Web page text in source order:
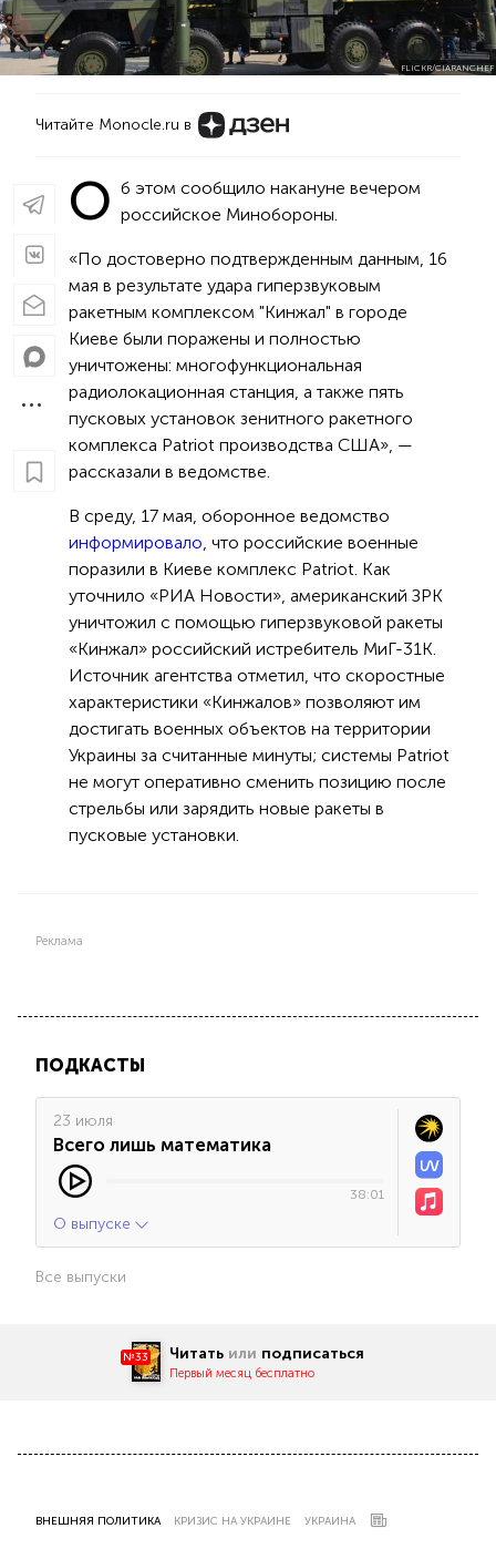
FLICKR/CIARANCHEF
Читайте Monocle.ru в
О б этом сообщило накануне вечером
российское Минобороны.
«По достоверно подтвержденным данным, 16
мая в результате удара гиперзвуковым
ракетным комплексом "Кинжал" в городе
Киеве были поражены и полностью
уничтожены: многофункциональная
радиолокационная станция, а также пять
пусковых установок зенитного ракетного
комплекса Patriot производства США», —
рассказали в ведомстве.
В среду, 17 мая, оборонное ведомство
информировало , что российские военные
поразили в Киеве комплекс Patriot. Как
уточнило «РИА Новости», американский ЗРК
уничтожил с помощью гиперзвуковой ракеты
«Кинжал» российский истребитель МиГ-31К.
Источник агентства отметил, что скоростные
характеристики «Кинжалов» позволяют им
достигать военных объектов на территории
Украины за считанные минуты; системы Patriot
не могут оперативно сменить позицию после
стрельбы или зарядить новые ракеты в
пусковые установки.
Реклама
ПОДКАСТЫ
23 июля
Всего лишь математика
38:01
О выпуске
Все выпуски
№33 Читать или подписаться
Первый месяц бесплатно
ВНЕШНЯЯ ПОЛИТИКА КРИЗИС НА УКРАИНЕ УКРАИНА